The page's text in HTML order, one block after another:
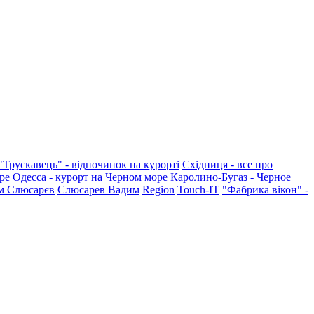
- відпочинок на курорті Східниця - все про
Одесса - курорт на Черном море Каролино-Бугаз - Черное
Слюсарєв Слюсарев Вадим Region Touch-IT "Фабрика вікон" -